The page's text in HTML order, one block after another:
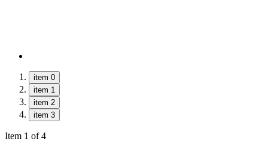
item 0
item 1
item 2
item 3
Item 1 of 4